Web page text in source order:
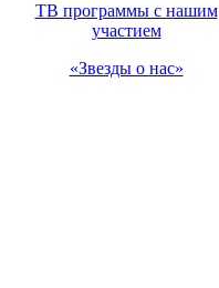
ТВ программы с нашим
участием
«Звезды о нас»